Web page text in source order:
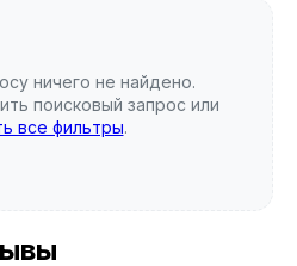
ничего не найдено.
поисковый запрос или
все фильтры.